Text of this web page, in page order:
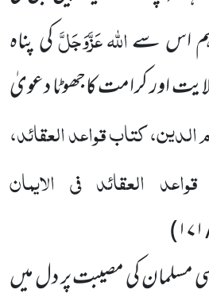
ہم اس سےاللہعَزَّوَجَلَّکی پناہ
اور کرامت کاجھوٹا دعویٰ
الدین، کتاب قواعد العقائد،
العقائد فی الایمان
)
مسلمان کی مصیبت پر دل میں